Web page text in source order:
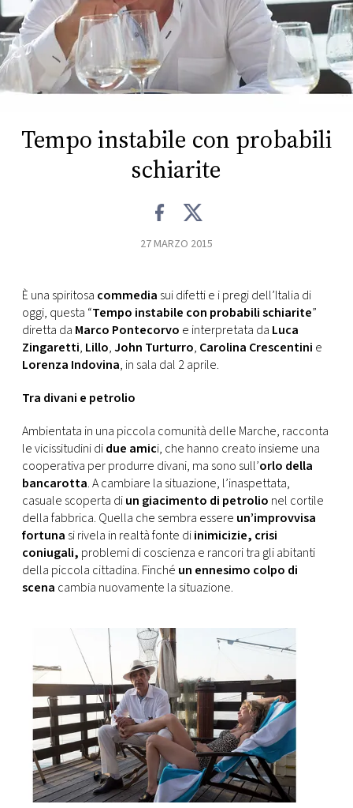
FOTO
CONCORSI
EVENTI
MONACO
RMC
CONSIGLIA
Tempo instabile con probabili
schiarite
27 MARZO 2015
È una spiritosa commedia sui difetti e i pregi dell’Italia di
oggi, questa “Tempo instabile con probabili schiarite”
diretta da Marco Pontecorvo e interpretata da Luca
Zingaretti, Lillo,John Turturro, Carolina Crescentini e
Lorenza Indovina, in sala dal 2 aprile.
Tra divani e petrolio
Ambientata in una piccola comunità delle Marche, racconta
le vicissitudini didue amici, che hanno creato insieme una
cooperativa per produrre divani, ma sono sull’orlo della
bancarotta. A cambiare la situazione, l’inaspettata,
casuale scoperta diun giacimento di petrolio nel cortile
della fabbrica. Quella che sembra essere un’improvvisa
fortuna si rivela in realtà fonte diinimicizie, crisi
coniugali, problemi di coscienza e rancori tra gli abitanti
della piccola cittadina. Finché un ennesimo colpo di
scena cambia nuovamente la situazione.